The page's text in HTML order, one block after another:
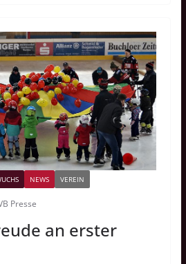
NEWS VEREIN
Presse
an erster